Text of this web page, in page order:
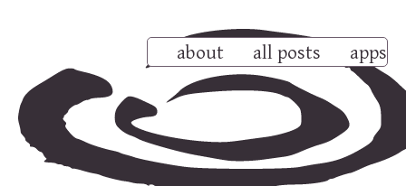
about all posts apps